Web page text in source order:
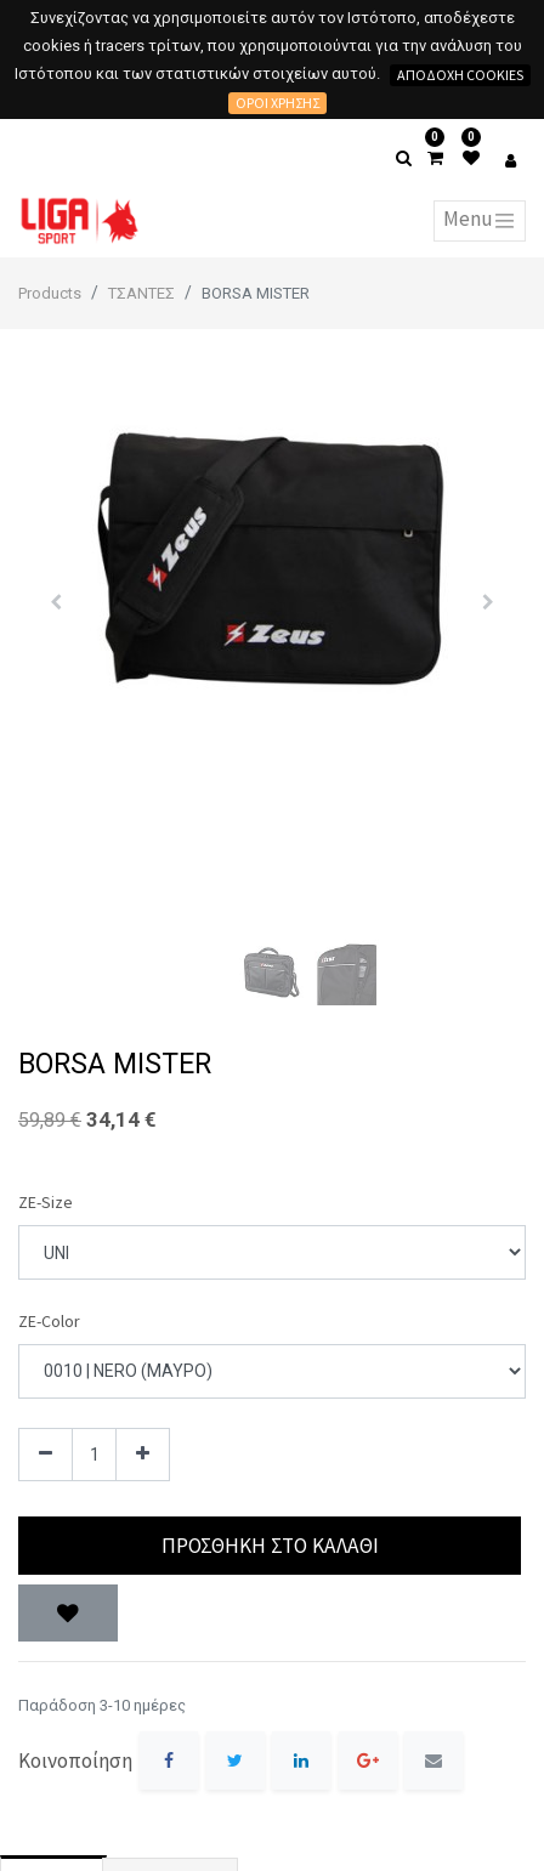
Συνεχίζοντας να χρησιμοποιείτε αυτόν τον Ιστότοπο, αποδέχεστε
cookies ή tracers τρίτων, που χρησιμοποιούνται για την ανάλυση του
Ιστότοπου και των στατιστικών στοιχείων αυτού.
ΑΠΟΔΟΧΉ COOKIES
ΌΡΟΙ ΧΡΉΣΗΣ
0 0
Products ΤΣΑΝΤΕΣ BORSA MISTER
BORSA MISTER
59,89€ 34,14 €
ZE-Size
ZE-Color
ΠΡΟΣΘΉΚΗ ΣΤΟ ΚΑΛΆΘΙ
Παράδοση 3-10 ημέρες
Κοινοποίηση